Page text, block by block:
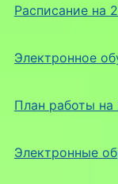
Расписание на
Электронное
План работы на
Электронные